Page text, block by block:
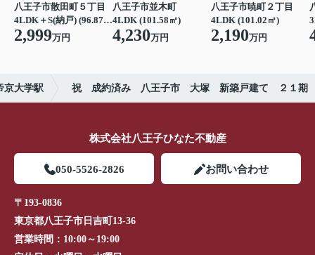
八王子市散田町５丁目
4LDK＋S(納戸) (96.87㎡)
2,999万円
八王子市並木町
4LDK (101.58㎡)
4,230万円
八王子市暁町２丁目
4LDK (101.02㎡)
2,190万円
京大学駅 祝 成約済み 八王子市 大塚 新築戸建て ２１期
株式会社八王子ひなた不動産
050-5526-2826 お問い合わせ
〒193-0836
東京都八王子市日吉町13-36
営業時間： 10:00～19:00